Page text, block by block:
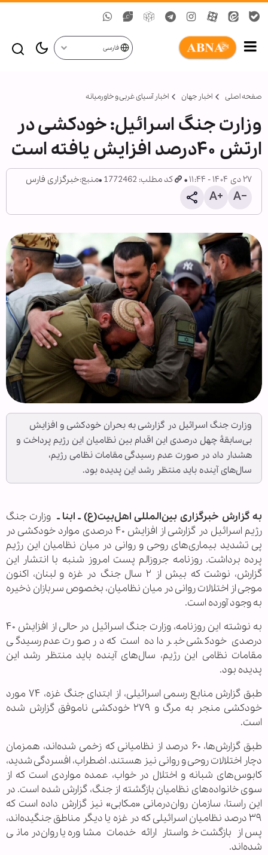
فارسی
صفحه اصلی اخبار جهان اخبار آسیای غربی و خاورمیانه
وزارت جنگ اسرائیل: خودکشی در
ارتش ۴۰درصد افزایش یافته است
۲۷ دی ۱۴۰۴ - ۱۱:۴۴ کد مطلب: 1772462 منبع:خبرگزاری فارس
وزارت جنگ اسرائیل در گزارشی به بحران خودکشی و افزایش
بی‌سابقۀ چهل درصدی این اقدام بین نظامیان این رژیم پرداخت و
هشدار داد در صورت عدم رسیدگی مقامات نظامی رژیم،
سال‌های آینده باید منتظر رشد این پدیده بود.
به گزارش خبرگزاری بین‌المللی اهل‌بیت(ع) ـ ابنا ـوزارت جنگ
رژیم اسرائیل در گزارشی از افزایش ۴۰ درصدی موارد خودکشی در
پی تشدید بیماری‌های روحی و روانی در میان نظامیان این رژیم
پرده برداشت. روزنامه جروزالم پست امروز شنبه با انتشار این
گزارش، نوشت که بیش از ۲ سال جنگ در غزه و لبنان، اکنون
موجی از اختلالات روانی در میان نظامیان، بخصوص سربازان ذخیره
به وجود آورده است.
به نوشته این روزنامه، وزارت جنگ اسرائیل در حالی از افزایش ۴۰
درصدی خودکشی خبر داده است که در صورت عدم رسیدگی
مقامات نظامی این رژیم، سال‌های آینده باید منتظر رشد این
پدیده بود.
طبق گزارش منابع رسمی اسرائیلی، از ابتدای جنگ غزه، ۷۴ مورد
خودکشی منجر به مرگ و ۲۷۹ خودکشی ناموفق گزارش شده
است.
طبق گزارش‌ها، ۶۰ درصد از نظامیانی که زخمی شده‌اند، همزمان
دچار اختلالات روحی و روانی نیز هستند. اضطراب، افسردگی شدید،
کابوس‌های شبانه و اختلال در خواب، عمده مواردی است که از
سوی خانواده‌های نظامیان بازگشته از جنگ، گزارش شده است. در
این راستا، سازمان روان‌درمانی «مکابی» نیز گزارش داده است که
۳۹ درصد نظامیان اسرائیلی که در غزه یا دیگر مناطق جنگیده‌اند،
پس از بازگشت خواستار ارائه خدمات مشاوره یا روان‌درمانی
شده‌اند.